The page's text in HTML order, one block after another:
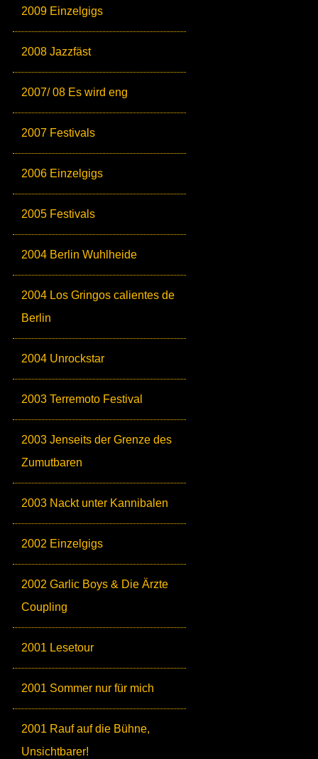
2009 Einzelgigs
2008 Jazzfäst
2007/ 08 Es wird eng
2007 Festivals
2006 Einzelgigs
2005 Festivals
2004 Berlin Wuhlheide
2004 Los Gringos calientes de
Berlin
2004 Unrockstar
2003 Terremoto Festival
2003 Jenseits der Grenze des
Zumutbaren
2003 Nackt unter Kannibalen
2002 Einzelgigs
2002 Garlic Boys & Die Ärzte
Coupling
2001 Lesetour
2001 Sommer nur für mich
2001 Rauf auf die Bühne,
Unsichtbarer!